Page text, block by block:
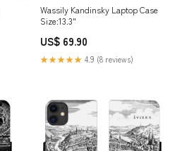
Wassily Kandinsky Laptop Case
Size:13.3"
US$ 69.90
★★★★★ 4.9 (8 reviews)